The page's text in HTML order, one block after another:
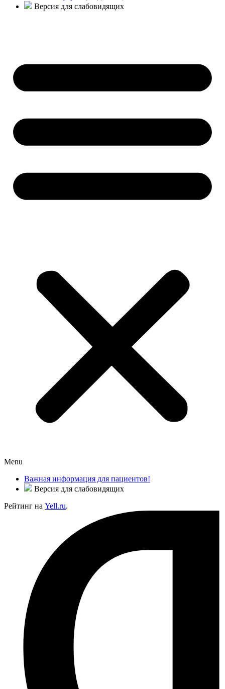
Версия для слабовидящих
Menu
Важная информация для пациентов!
Версия для слабовидящих
Рейтинг на Yell.ru.